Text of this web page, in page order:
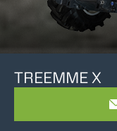
TREEMME X